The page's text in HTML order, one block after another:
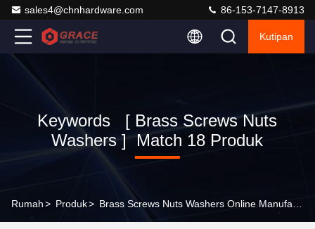
sales4@chnhardware.com 86-153-7147-8913
Kutipan
Keywords [ Brass Screws Nuts
Washers ] Match 18 Produk
Rumah> Produk>